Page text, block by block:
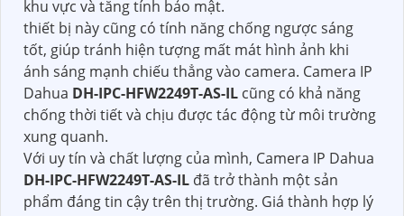
khu vực và tăng tính bảo mật.
thiết bị này cũng có tính năng chống ngược sáng
tốt, giúp tránh hiện tượng mất mát hình ảnh khi
ánh sáng mạnh chiếu thẳng vào camera. Camera IP
Dahua DH-IPC-HFW2249T-AS-IL cũng có khả năng
chống thời tiết và chịu được tác động từ môi trường
xung quanh.
Với uy tín và chất lượng của mình, Camera IP Dahua
DH-IPC-HFW2249T-AS-IL đã trở thành một sản
phẩm đáng tin cậy trên thị trường. Giá thành hợp lý